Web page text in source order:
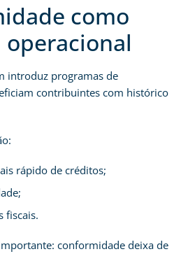
como
introduz programas de
contribuintes com histórico
rápido de créditos;
fiscais.
conformidade deixa de